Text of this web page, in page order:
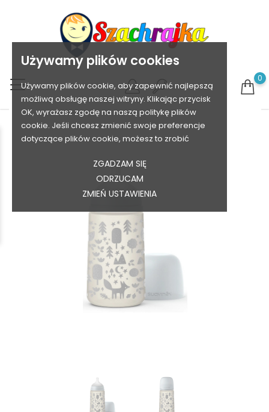
Używamy plików cookies
Używamy plików cookie, aby zapewnić najlepszą
możliwą obsługę naszej witryny. Klikając przycisk
OK, wyrażasz zgodę na naszą politykę plików
cookie. Jeśli chcesz zmienić swoje preferencje
dotyczące plików cookie, możesz to zrobić
ZGADZAM SIĘ
ODRZUCAM
ZMIEŃ USTAWIENIA
0